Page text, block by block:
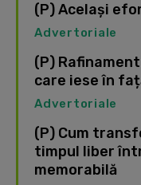
(P) Același
Advertoriale
(P)
care iese în
Advertoriale
(P) Cum
timpul liber
memorabilă